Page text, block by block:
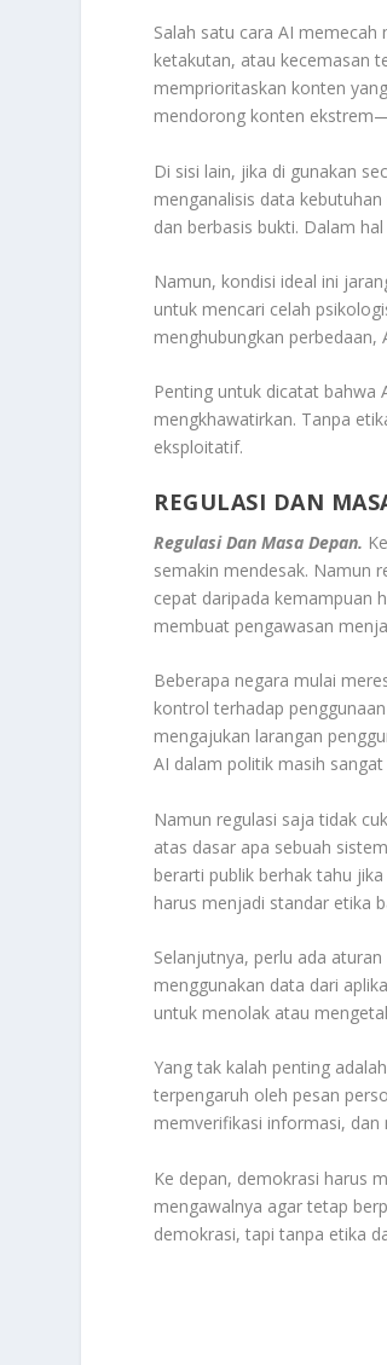
Salah satu cara AI
ketakutan, atau kecemasan
memprioritaskan konten
mendorong konten
Di sisi lain, jika di gunakan
menganalisis data
dan berbasis bukti. Dalam
Namun, kondisi ideal ini
untuk mencari celah
menghubungkan
Penting untuk dicatat bahwa
mengkhawatirkan. Tanpa
eksploitatif.
REGULASI DAN
Regulasi Dan Masa Depan.
semakin mendesak. Namun
cepat daripada kemampuan
membuat pengawasan
Beberapa negara mulai
kontrol terhadap
mengajukan larangan
AI dalam politik masih
Namun regulasi saja tidak
atas dasar apa sebuah
berarti publik berhak tahu
harus menjadi standar etika
Selanjutnya, perlu ada
menggunakan data dari
untuk menolak atau
Yang tak kalah penting
terpengaruh oleh pesan
memverifikasi informasi, dan
Ke depan, demokrasi harus
mengawalnya agar tetap
demokrasi, tapi tanpa etika